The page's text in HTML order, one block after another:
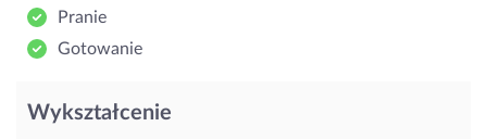
Pranie
Gotowanie
Wykształcenie